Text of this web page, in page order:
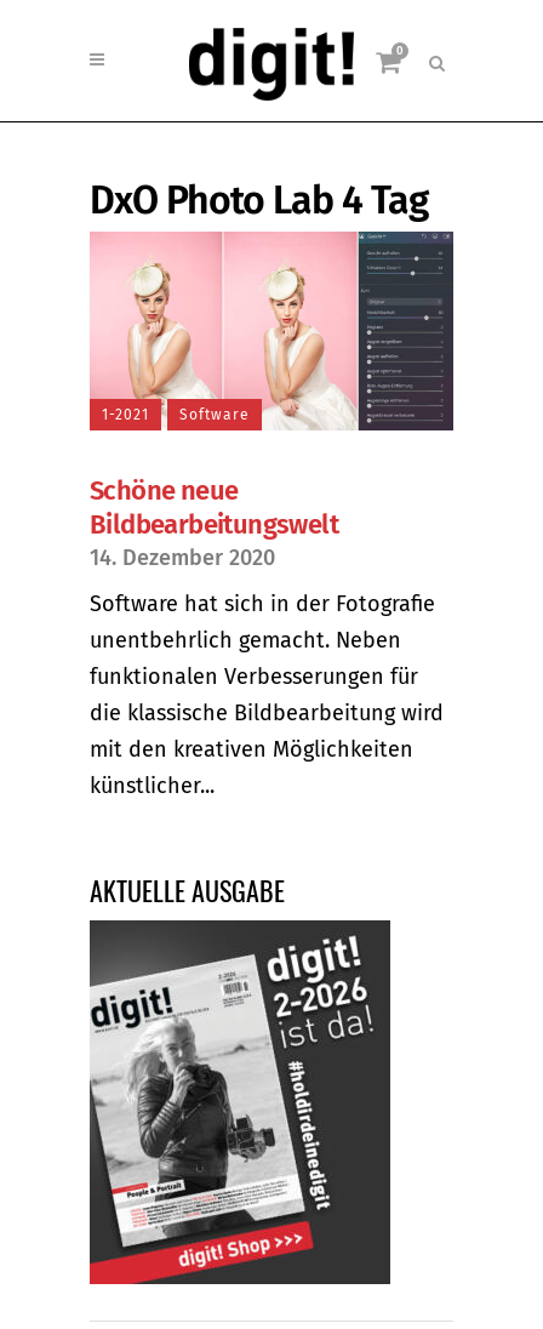
0
DxO Photo Lab 4 Tag
1-2021 Software
Schöne neue
Bildbearbeitungswelt
14. Dezember 2020
Software hat sich in der Fotografie
unentbehrlich gemacht. Neben
funktionalen Verbesserungen für
die klassische Bildbearbeitung wird
mit den kreativen Möglichkeiten
künstlicher...
AKTUELLE AUSGABE